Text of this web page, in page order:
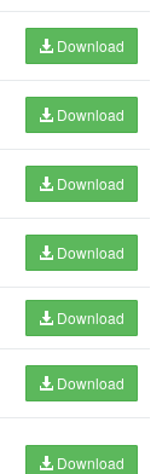
Download
Download
Download
Download
Download
Download
Download